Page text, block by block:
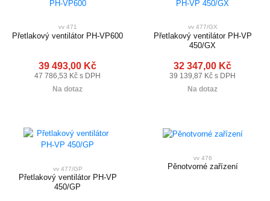
vv 471
Přetlakový ventilátor PH-VP600
39 493,00 Kč
47 786,53 Kč s DPH
Na dotaz
vv 477/GX
Přetlakový ventilátor PH-VP
450/GX
32 347,00 Kč
39 139,87 Kč s DPH
Na dotaz
vv 477/GP
Přetlakový ventilátor PH-VP
450/GP
vv 476
Pěnotvorné zařízení